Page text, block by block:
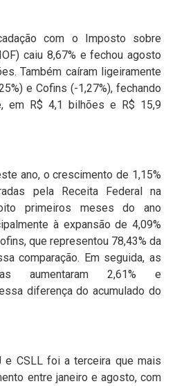
com o Imposto sobre
caiu 8,67% e fechou agosto
Também caíram ligeiramente
e Cofins (-1,27%), fechando
em R$ 4,1 bilhões e R$ 15,9
ano, o crescimento de 1,15%
pela Receita Federal na
primeiros meses do ano
à expansão de 4,09%
que representou 78,43% da
comparação. Em seguida, as
aumentaram 2,61% e
diferença do acumulado do
e CSLL foi a terceira que mais
entre janeiro e agosto, com